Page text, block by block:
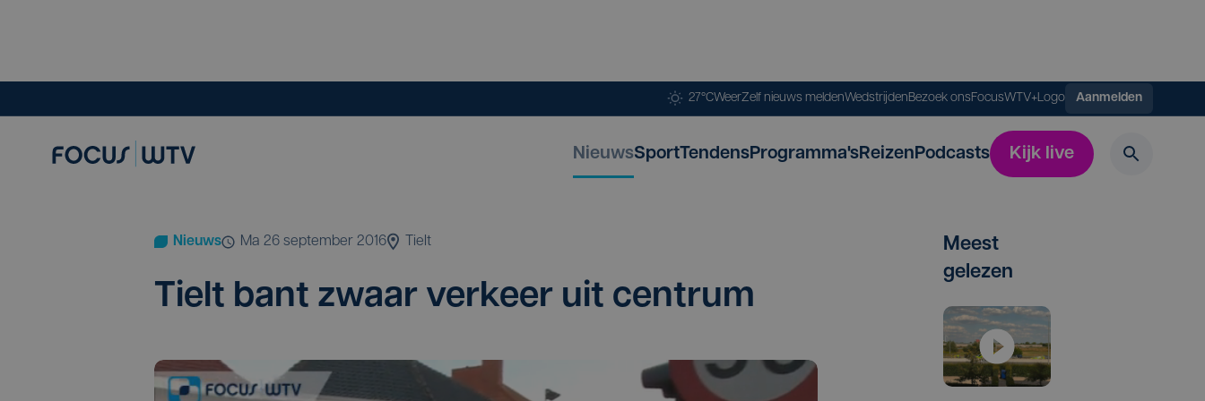
27°CWeerZelf nieuws meldenWedstrijdenBezoek onsFocusWTV+Logo Aanmelden
NieuwsSportTendensProgramma'sReizenPodcasts Kijk live
Nieuws ma 26 september 2016 Tielt
Tielt bant zwaar ver­keer uit centrum
Meest
gelezen